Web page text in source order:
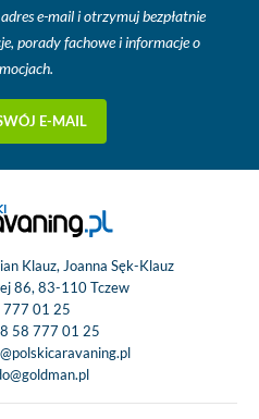
e-mail i otrzymuj bezpłatnie
porady fachowe i informacje o
E-MAIL
Klauz, Joanna Sęk-Klauz
86, 83-110 Tczew
777 01 25
58 777 01 25